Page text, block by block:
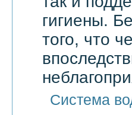
гигиены.
того, что
Система